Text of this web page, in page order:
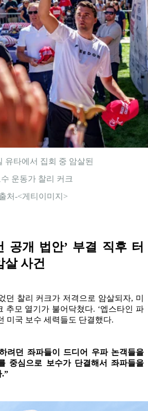
유타에서 집회 중 암살된
수 운동가 찰리 커크
처-<게티이미지>
공개 법안’ 부결 직후 터
살 사건
던 찰리 커크가 저격으로 암살되자, 미
추모 열기가 불어닥쳤다. ‘엡스타인 파
미국 보수 세력들도 단결했다.
려던 좌파들이 드디어 우파 논객들을
중심으로 보수가 단결해서 좌파들을
.”